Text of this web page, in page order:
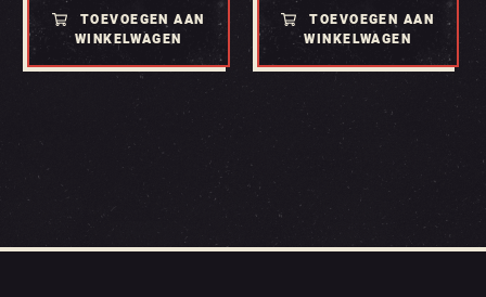
TOEVOEGEN AAN
WINKELWAGEN
TOEVOEGEN AAN
WINKELWAGEN